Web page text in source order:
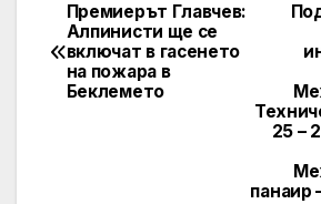
Post
navigation
25 –
панаир
Премиерът Главчев:
Алпинисти ще се
включат в гасенето
на пожара в
Беклемето